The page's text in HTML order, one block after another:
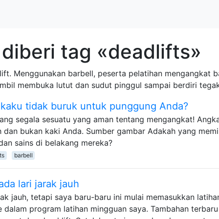
tag «deadlifts»
Menggunakan barbell, peserta pelatihan mengangkat
membuka lutut dan sudut pinggul sampai berdiri
tidak buruk untuk punggung Anda?
segala sesuatu yang aman tentang mengangkat!
bukan kaki Anda. Sumber gambar Adakah yang
sains di belakang mereka?
barbell
lari jarak jauh
jauh, tetapi saya baru-baru ini mulai memasukkan
program latihan mingguan saya. Tambahan